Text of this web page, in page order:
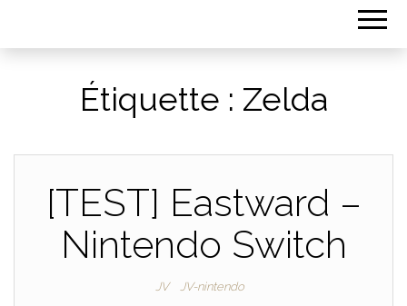
Étiquette : Zelda
[TEST] Eastward –
Nintendo Switch
JV JV-nintendo